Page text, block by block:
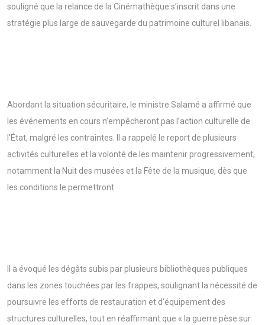
souligné que la relance de la Cinémathèque s’inscrit dans une
stratégie plus large de sauvegarde du patrimoine culturel libanais.
Abordant la situation sécuritaire, le ministre Salamé a affirmé que
les événements en cours n’empêcheront pas l’action culturelle de
l’État, malgré les contraintes. Il a rappelé le report de plusieurs
activités culturelles et la volonté de les maintenir progressivement,
notamment la Nuit des musées et la Fête de la musique, dès que
les conditions le permettront.
Il a évoqué les dégâts subis par plusieurs bibliothèques publiques
dans les zones touchées par les frappes, soulignant la nécessité de
poursuivre les efforts de restauration et d’équipement des
structures culturelles, tout en réaffirmant que « la guerre pèse sur